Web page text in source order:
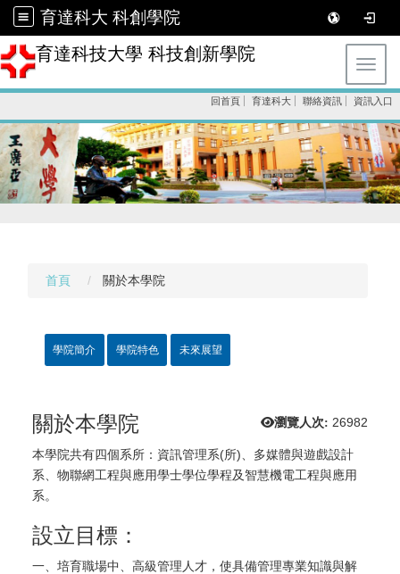
育達科大 科創學院
育達科技大學 科技創新學院
回首頁 育達科大 聯絡資訊 資訊入口
首頁 關於本學院
學院簡介 學院特色 未來展望
瀏覽人次: 26982
關於本學院
本學院共有四個系所：資訊管理系(所)、多媒體與遊戲設計
系、物聯網工程與應用學士學位學程及智慧機電工程與應用
系。
設立目標：
一、培育職場中、高級管理人才，使具備管理專業知識與解